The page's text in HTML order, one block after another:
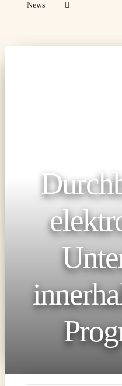
News